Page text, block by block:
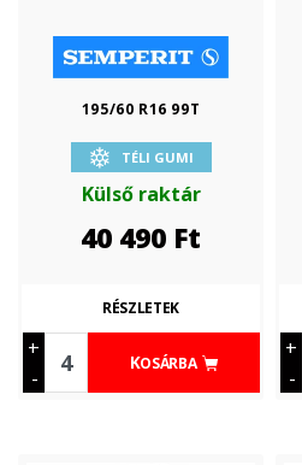
195/60 R16 99T
TÉLI GUMI
Külső raktár
40 490 Ft
+
-
KOSÁRBA
RÉSZLETEK
+
-